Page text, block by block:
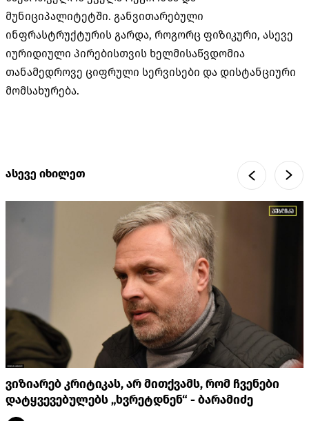
მუნიციპალიტეტში. განვითარებული
ინფრასტრუქტურის გარდა, როგორც ფიზიკური, ასევე
იურიდიული პირებისთვის ხელმისაწვდომია
თანამედროვე ციფრული სერვისები და დისტანციური
მომსახურება.
ასევე იხილეთ
ვიზიარებ კრიტიკას, არ მითქვამს, რომ ჩვენები
დატყვევებულებს „ხვრეტდნენ“ - ბარამიძე